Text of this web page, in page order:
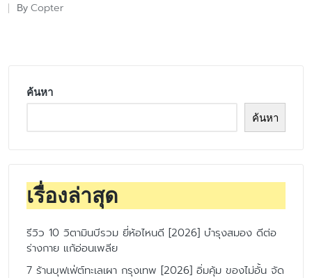
Posted
By Copter
ค้นหา
ค้นหา
เรื่องล่าสุด
รีวิว 10 วิตามินบีรวม ยี่ห้อไหนดี [2026] บำรุงสมอง ดีต่อ
ร่างกาย แก้อ่อนเพลีย
7 ร้านบุฟเฟ่ต์ทะเลเผา กรุงเทพ [2026] อิ่มคุ้ม ของไม่อั้น จัด